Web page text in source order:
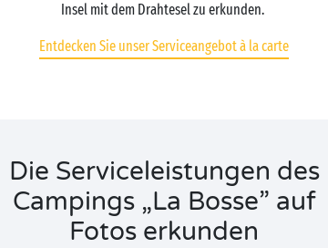
Insel mit dem Drahtesel zu erkunden.
Entdecken Sie unser Serviceangebot à la carte
Die Serviceleistungen des
Campings „La Bosse” auf
Fotos erkunden